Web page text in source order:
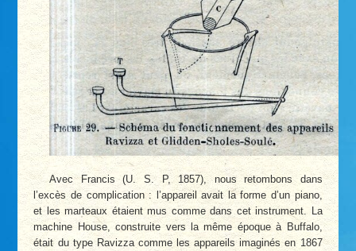
Avec Francis (U. S. P, 1857), nous retombons dans
l’excès de complication : l’appareil avait la forme d’un piano,
et les marteaux étaient mus comme dans cet instrument. La
machine House, construite vers la même époque à Buffalo,
était du type Ravizza comme les appareils imaginés en 1867